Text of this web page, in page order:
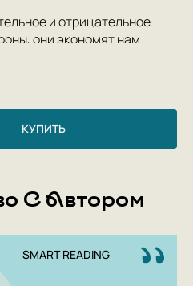
и отрицательное
они экономят нам
можем использовать на
якорем,
невидимой причиной
то изменить в своей жизни.
и здоровом питании,
обедом и пользоваться
с привычки. С
механизма ее
Любую привычку
КУПИТЬ
С Автором
SMART READING